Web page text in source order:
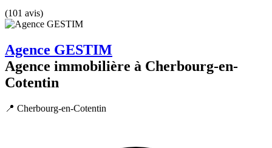
(101 avis)
Agence GESTIM
Agence immobilière à Cherbourg-en-
Cotentin
📍 Cherbourg-en-Cotentin